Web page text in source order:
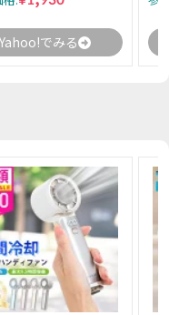
Yahoo!でみる